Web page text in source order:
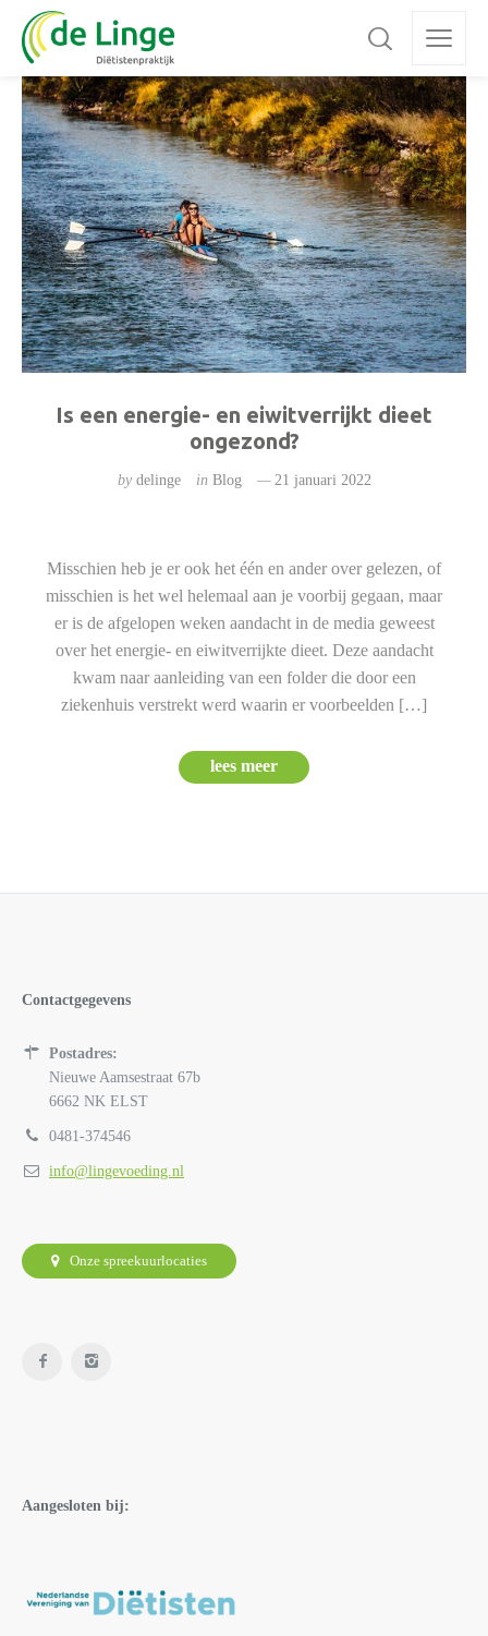
Is een energie- en eiwitverrijkt dieet
ongezond?
by delinge in Blog 21 januari 2022
Misschien heb je er ook het één en ander over gelezen, of
misschien is het wel helemaal aan je voorbij gegaan, maar
er is de afgelopen weken aandacht in de media geweest
over het energie- en eiwitverrijkte dieet. Deze aandacht
kwam naar aanleiding van een folder die door een
ziekenhuis verstrekt werd waarin er voorbeelden […]
lees meer
Contactgegevens
Postadres:
Nieuwe Aamsestraat 67b
6662 NK ELST
0481-374546
info@lingevoeding.nl
Onze spreekuurlocaties
Aangesloten bij: